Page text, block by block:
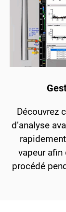
Découvrez
d’analyse
vapeur
procédé